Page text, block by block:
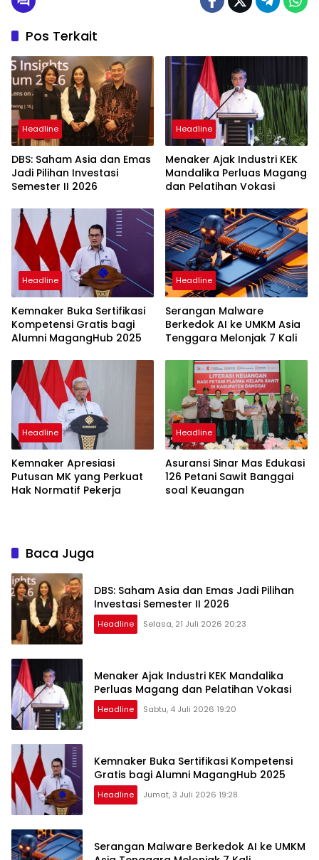
Pos Terkait
Headline
DBS: Saham Asia dan Emas
Jadi Pilihan Investasi
Semester II 2026
Headline
Menaker Ajak Industri KEK
Mandalika Perluas Magang
dan Pelatihan Vokasi
Headline
Kemnaker Buka Sertifikasi
Kompetensi Gratis bagi
Alumni MagangHub 2025
Headline
Serangan Malware
Berkedok AI ke UMKM Asia
Tenggara Melonjak 7 Kali
Headline
Kemnaker Apresiasi
Putusan MK yang Perkuat
Hak Normatif Pekerja
Headline
Asuransi Sinar Mas Edukasi
126 Petani Sawit Banggai
soal Keuangan
Baca Juga
DBS: Saham Asia dan Emas Jadi Pilihan
Investasi Semester II 2026
Headline Selasa, 21 Juli 2026 20:23
Menaker Ajak Industri KEK Mandalika
Perluas Magang dan Pelatihan Vokasi
Headline Sabtu, 4 Juli 2026 19:20
Kemnaker Buka Sertifikasi Kompetensi
Gratis bagi Alumni MagangHub 2025
Headline Jumat, 3 Juli 2026 19:28
Serangan Malware Berkedok AI ke UMKM